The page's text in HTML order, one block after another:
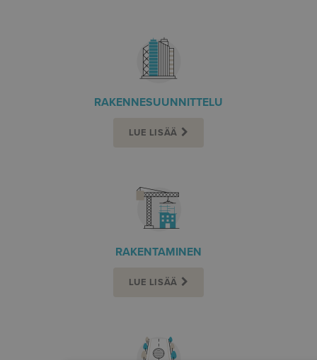
RAKENNESUUNNITTELU
LUE LISÄÄ
RAKENTAMINEN
LUE LISÄÄ